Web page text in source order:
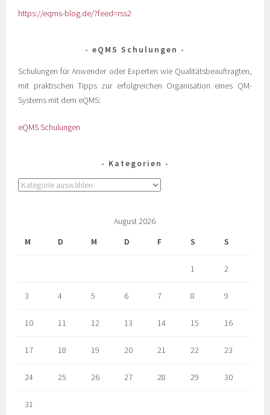
https://eqms-blog.de/?feed=rss2
eQMS Schulungen
Schulungen für Anwender oder Experten wie Qualitätsbeauftragten,
mit praktischen Tipps zur erfolgreichen Organisation eines QM-
Systems mit dem eQMS:
eQMS Schulungen
Kategorien
August 2026
M
D M D F S S
1 2
3 4 5 6 7 8 9
10 11 12 13 14 15 16
17 18 19 20 21 22 23
24 25 26 27 28 29 30
31